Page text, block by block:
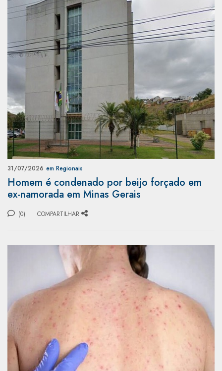
31/07/2026 em Regionais
Homem é condenado por beijo forçado em
ex-namorada em Minas Gerais
(0) COMPARTILHAR